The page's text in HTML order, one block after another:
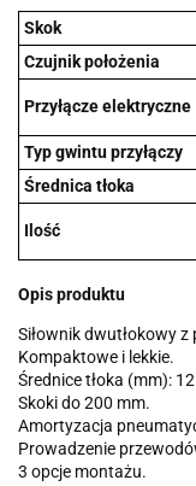
Skok
Czujnik położenia
Przyłącze elektryczne
Typ gwintu przyłączy
Średnica tłoka
Ilość
Opis produktu
Siłownik dwutłokowy
Kompaktowe i lekkie.
Średnice tłoka (mm):
Skoki do 200 mm.
Amortyzacja
Prowadzenie
3 opcje montażu.